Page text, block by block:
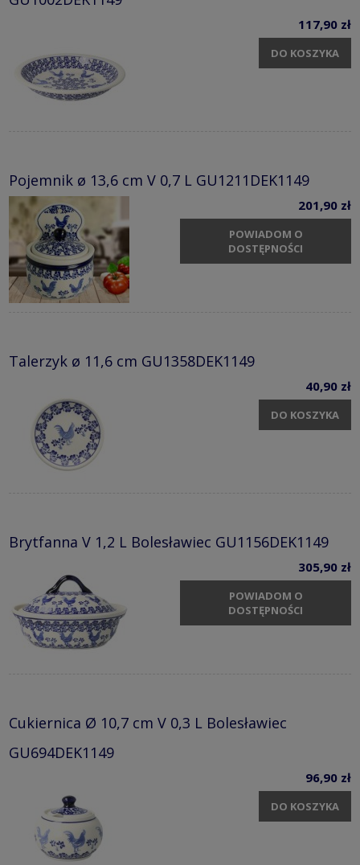
117,90 zł
DO KOSZYKA
Pojemnik ø 13,6 cm V 0,7 L GU1211DEK1149
201,90 zł
POWIADOM O
DOSTĘPNOŚCI
Talerzyk ø 11,6 cm GU1358DEK1149
40,90 zł
DO KOSZYKA
Brytfanna V 1,2 L Bolesławiec GU1156DEK1149
305,90 zł
POWIADOM O
DOSTĘPNOŚCI
Cukiernica Ø 10,7 cm V 0,3 L Bolesławiec
GU694DEK1149
96,90 zł
DO KOSZYKA